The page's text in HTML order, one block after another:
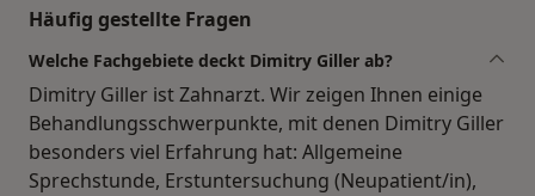
Häufig gestellte Fragen
Welche Fachgebiete deckt Dimitry Giller ab?
Dimitry Giller ist Zahnarzt. Wir zeigen Ihnen einige
Behandlungsschwerpunkte, mit denen Dimitry Giller
besonders viel Erfahrung hat: Allgemeine
Sprechstunde, Erstuntersuchung (Neupatient/in),